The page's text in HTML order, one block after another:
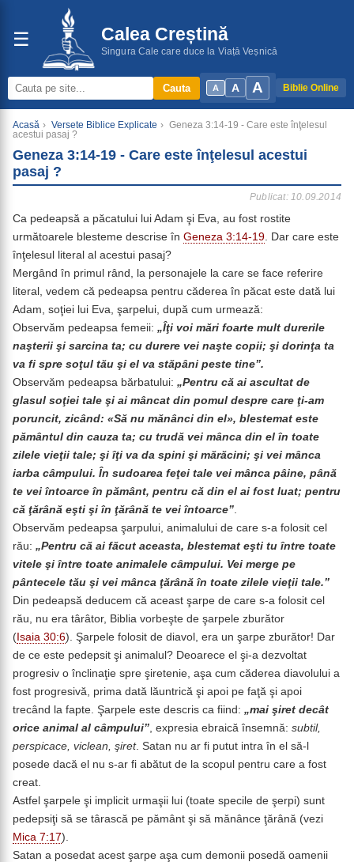
☰ Calea Creștină
Singura Cale care duce la Viață Veșnică
A A A Biblie Online
Cauta
Acasă › Versete Biblice Explicate › Geneza 3:14-19 - Care este înţelesul
acestui pasaj ?
Geneza 3:14-19 - Care este înţelesul acestui
pasaj ?
Publicat: 10.09.2014
Ca pedeapsă a păcatului lui Adam şi Eva, au fost rostite
următoarele blesteme descrise în Geneza 3:14-19. Dar care este
înţelesul literal al acestui pasaj?
Mergând în primul rând, la personajele la care se face referire
literal, vedem că pedeapsa pentru căderea în păcat este dată lui
Adam, soţiei lui Eva, şarpelui, după cum urmează:
Observăm pedeapsa femeii: „Îţi voi mări foarte mult durerile
naşterii şi sarcina ta; cu durere vei naşte copii; şi dorinţa ta
va fi spre soţul tău şi el va stăpâni peste tine”.
Observăm pedeapsa bărbatului: „Pentru că ai ascultat de
glasul soţiei tale şi ai mâncat din pomul despre care ţi-am
poruncit, zicând: «Să nu mănânci din el», blestemat este
pământul din cauza ta; cu trudă vei mânca din el în toate
zilele vieţii tale; şi îţi va da spini şi mărăcini; şi vei mânca
iarba câmpului. În sudoarea feţei tale vei mânca pâine, până
te vei întoarce în pământ, pentru că din el ai fost luat; pentru
că ţărână eşti şi în ţărână te vei întoarce”.
Observăm pedeapsa şarpului, animalului de care s-a folosit cel
rău: „Pentru că ai făcut aceasta, blestemat eşti tu între toate
vitele şi între toate animalele câmpului. Vei merge pe
pântecele tău şi vei mânca ţărână în toate zilele vieţii tale.”
Din pedeapsă deducem că aceast şarpe de care s-a folosit cel
rău, nu era târâtor, Biblia vorbeşte de şarpele zburător
( Isaia 30:6). Şarpele folosit de diavol, era un şarpe zburător! Dar
de ce este pedepsit şi animalul? Deoarece el şi-a dezvoltat
progresiv o înclinaţie spre şiretenie, aşa cum căderea diavolului a
fost progresivă, prima dată lăuntrică şi apoi pe faţă şi apoi
trecând la fapte. Şarpele este descris ca fiind: „mai şiret decât
orice animal al câmpului”, expresia ebraică însemnă: subtil,
perspicace, viclean, şiret. Satan nu ar fi putut intra în el să-l
posede dacă el nu s-ar fi abătut de la scopul pentru care a fost
creat.
Astfel şarpele şi implicit urmaşii lui (toate specile de şerpi) sunt
pedepsiţi să se târască pe pământ şi să mănânce ţărână (vezi
Mica 7:17).
Satan a posedat acest şarpe aşa cum demonii posedă oamenii